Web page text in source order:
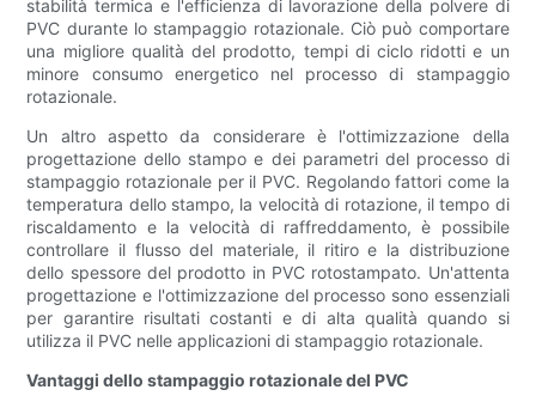
stabilità termica e l'efficienza di lavorazione della polvere di
PVC durante lo stampaggio rotazionale. Ciò può comportare
una migliore qualità del prodotto, tempi di ciclo ridotti e un
minore consumo energetico nel processo di stampaggio
rotazionale.
Un altro aspetto da considerare è l'ottimizzazione della
progettazione dello stampo e dei parametri del processo di
stampaggio rotazionale per il PVC. Regolando fattori come la
temperatura dello stampo, la velocità di rotazione, il tempo di
riscaldamento e la velocità di raffreddamento, è possibile
controllare il flusso del materiale, il ritiro e la distribuzione
dello spessore del prodotto in PVC rotostampato. Un'attenta
progettazione e l'ottimizzazione del processo sono essenziali
per garantire risultati costanti e di alta qualità quando si
utilizza il PVC nelle applicazioni di stampaggio rotazionale.
Vantaggi dello stampaggio rotazionale del PVC